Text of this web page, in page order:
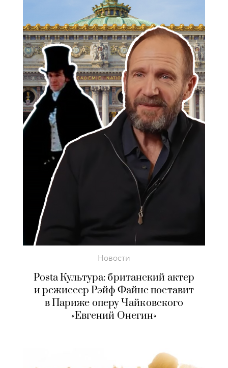
Новости
Posta Культура: британский актер
и режиссер Рэйф Файнс поставит
в Париже оперу Чайковского
«Евгений Онегин»